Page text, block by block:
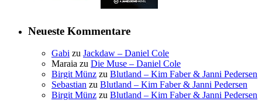
Neueste Kommentare
Gabi zu Jackdaw – Daniel Cole
Maraia zu Die Muse – Daniel Cole
Birgit Münz zu Blutland – Kim Faber & Janni Pedersen
Sebastian zu Blutland – Kim Faber & Janni Pedersen
Birgit Münz zu Blutland – Kim Faber & Janni Pedersen